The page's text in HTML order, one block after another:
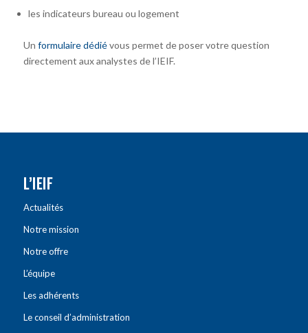
les indicateurs bureau ou logement
Un formulaire dédiévous permet de poser votre question
directement aux analystes de l’IEIF.
L’IEIF
Actualités
Notre mission
Notre offre
L’équipe
Les adhérents
Le conseil d’administration